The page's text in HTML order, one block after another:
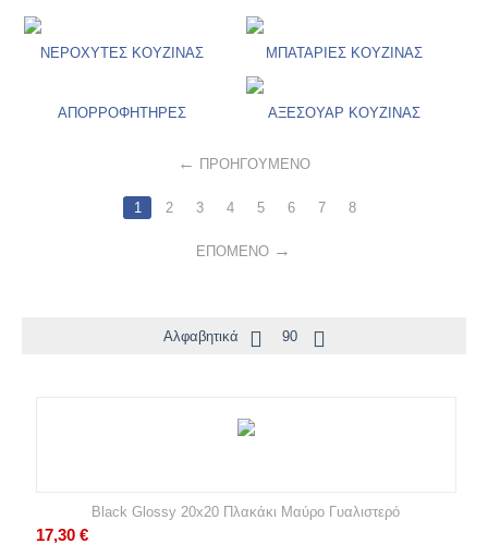
ΝΕΡΟΧΥΤΕΣ ΚΟΥΖΙΝΑΣ ΜΠΑΤΑΡΙΕΣ ΚΟΥΖΙΝΑΣ
ΑΠΟΡΡΟΦΗΤΗΡΕΣ ΑΞΕΣΟΥΑΡ ΚΟΥΖΙΝΑΣ
ΠΡΟΗΓΟΎΜΕΝΟ
1 2 3 4 5 6 7 8
ΕΠΌΜΕΝΟ
Αλφαβητικά 90
Black Glossy 20x20 Πλακάκι Μαύρο Γυαλιστερό
17,30 €